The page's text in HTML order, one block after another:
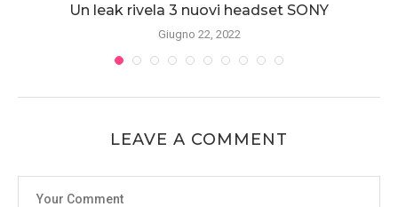
Un leak rivela 3 nuovi headset SONY
Giugno 22, 2022
LEAVE A COMMENT